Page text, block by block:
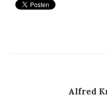
Alfred